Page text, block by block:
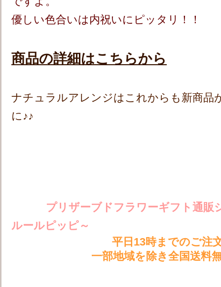
優しい色合いは内祝いにピッタリ！！
商品の詳細はこちらから
ナチュラルアレンジはこれからも新商品
に♪♪
プリザーブドフラワーギフト通販
ルールピッピ～
平日13時までのご注
一部地域を除き全国送料無